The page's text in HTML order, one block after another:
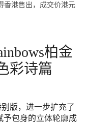
香港售出，成交价港元
柏金
彩诗篇
版，进一步扩充了
予包身的立体轮廓成